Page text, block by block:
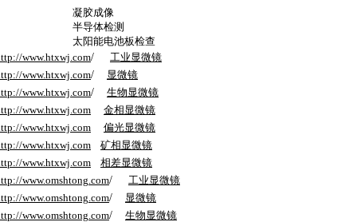
凝胶成像
半导体检测
太阳能电池板检查
www.htxwj.com/
工业显微镜
www.htxwj.com/
显微镜
www.htxwj.com/
生物显微镜
www.htxwj.com
金相显微镜
www.htxwj.com
偏光显微镜
www.htxwj.com
矿相显微镜
www.htxwj.com
相差显微镜
www.omshtong.com/
工业显微镜
www.omshtong.com/
显微镜
www.omshtong.com/
生物显微镜